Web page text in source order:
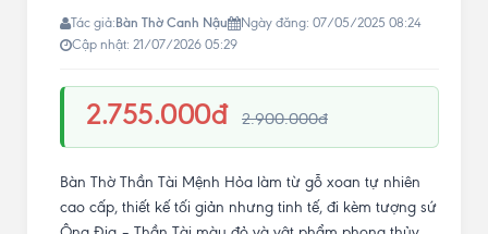
Tác giả:Bàn Thờ Canh Nậu
Ngày đăng: 07/05/2025 08:24
Cập nhật: 21/07/2026 05:29
2.755.000đ 2.900.000đ
Bàn Thờ Thần Tài Mệnh Hỏa làm từ gỗ xoan tự nhiên
cao cấp, thiết kế tối giản nhưng tinh tế, đi kèm tượng sứ